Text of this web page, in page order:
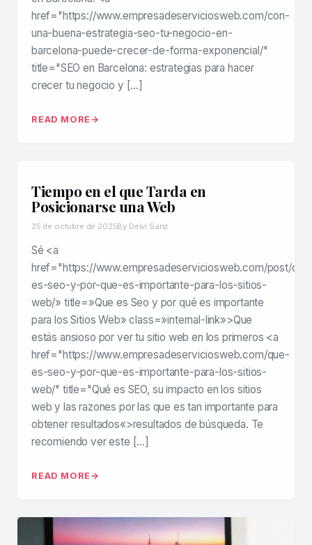
href="https://www.empresadeserviciosweb.com/con-
una-buena-estrategia-seo-tu-negocio-en-
barcelona-puede-crecer-de-forma-exponencial/"
title="SEO en Barcelona: estrategias para hacer
crecer tu negocio y […]
READ MORE
Tiempo en el que Tarda en
Posicionarse una Web
25 de octubre de 2025By Deivi Sanz
Sé <a
href="https://www.empresadeserviciosweb.com/post/
es-seo-y-por-que-es-importante-para-los-sitios-
web/» title=»Que es Seo y por qué es importante
para los Sitios Web» class=»internal-link»>Que
estás ansioso por ver tu sitio web en los primeros <a
href="https://www.empresadeserviciosweb.com/que-
es-seo-y-por-que-es-importante-para-los-sitios-
web/" title="Qué es SEO, su impacto en los sitios
web y las razones por las que es tan importante para
obtener resultados«>resultados de búsqueda. Te
recomiendo ver este […]
READ MORE